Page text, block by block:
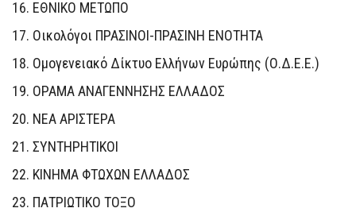
ΕΘΝΙΚΟ ΜΕΤΩΠΟ
Oικολόγοι ΠΡΑΣΙΝΟΙ-ΠΡΑΣΙΝΗ ΕΝΟΤΗΤΑ
Ομογενειακό Δίκτυο Ελλήνων Ευρώπης (Ο.Δ.Ε.Ε.)
ΟΡΑΜΑ ΑΝΑΓΕΝΝΗΣΗΣ ΕΛΛΑΔΟΣ
ΝΕΑ ΑΡΙΣΤΕΡΑ
ΣΥΝΤΗΡΗΤΙΚΟΙ
ΚΙΝΗΜΑ ΦΤΩΧΩΝ ΕΛΛΑΔΟΣ
ΠΑΤΡΙΩΤΙΚΟ ΤΟΞΟ